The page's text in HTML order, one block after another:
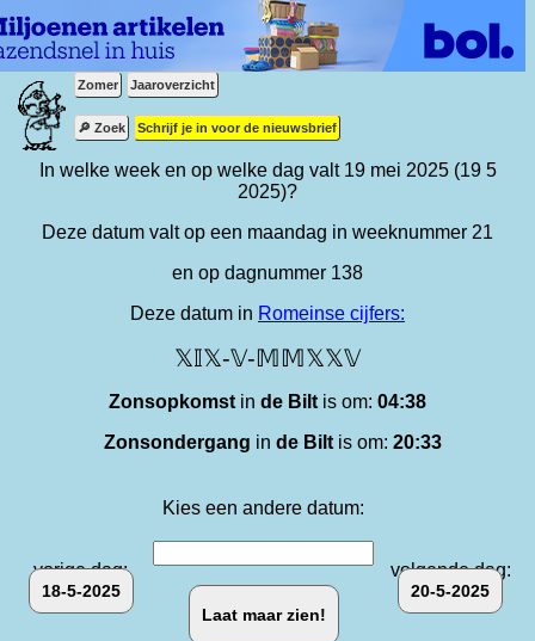
Zomer Jaaroverzicht
🔎 Zoek Schrijf je in voor de nieuwsbrief
In welke week en op welke dag valt 19 mei 2025 (19 5
2025)?
Deze datum valt op een maandag in weeknummer 21
en op dagnummer 138
Deze datum in Romeinse cijfers:
𝕏𝕀𝕏-𝕍-𝕄𝕄𝕏𝕏𝕍
Zonsopkomst in de Bilt is om: 04:38
Zonsondergang in de Biltis om: 20:33
vorige dag:
18-5-2025
Kies een andere datum:
volgende dag:
20-5-2025